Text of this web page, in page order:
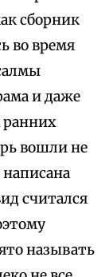
сборник
во время
и даже
ранних
вошли не
считался
называть